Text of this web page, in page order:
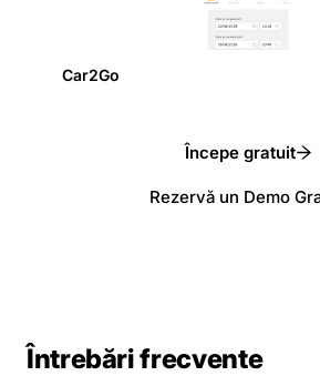
Car2Go
Începe gratuit
Rezervă un Demo
Întrebări frecvente